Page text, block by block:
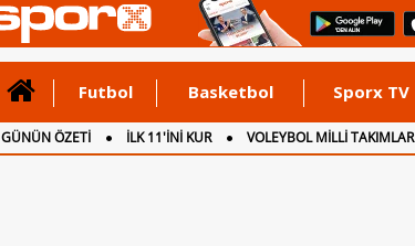
Futbol Basketbol Sporx TV
GÜNÜN ÖZETİ İLK 11'İNİ KUR VOLEYBOL MİLLİ TAKIMLAR
CANLI ANLATIM
İNGİLTERE